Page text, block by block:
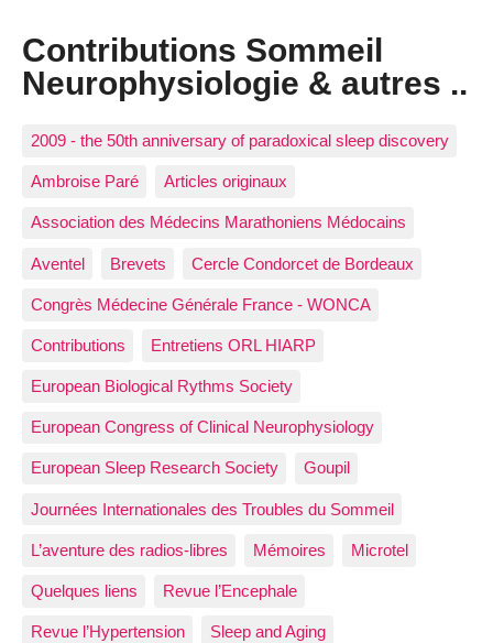
Contributions Sommeil
Neurophysiologie & autres ..
2009 - the 50th anniversary of paradoxical sleep discovery
Ambroise Paré Articles originaux
Association des Médecins Marathoniens Médocains
Aventel Brevets Cercle Condorcet de Bordeaux
Congrès Médecine Générale France - WONCA
Contributions Entretiens ORL HIARP
European Biological Rythms Society
European Congress of Clinical Neurophysiology
European Sleep Research Society Goupil
Journées Internationales des Troubles du Sommeil
L’aventure des radios-libres Mémoires Microtel
Quelques liens Revue l’Encephale
Revue l’Hypertension Sleep and Aging